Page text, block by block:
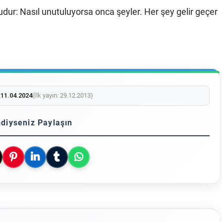
Nasıl unutuluyorsa onca şeyler. Her şey gelir geçer
11.04.2024(İlk yayın: 29.12.2013)
Paylaşın